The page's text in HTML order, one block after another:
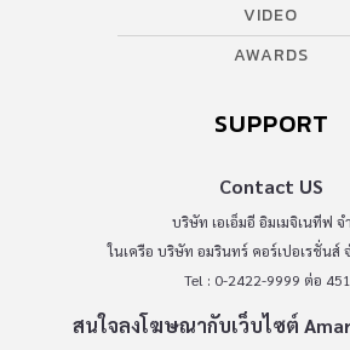
VIDEO
AWARDS
SUPPORT
Contact US
บริษัท เอเอ็มอี อิมเมจิเนทีฟ จ
ในเครือ บริษัท อมรินทร์ คอร์เปอเรชั่นส์
Tel : 0-2422-9999 ต่อ
สนใจลงโฆษณากับเว็บไซต์